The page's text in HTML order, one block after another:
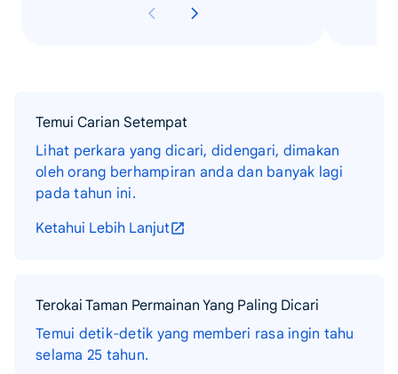
Temui Carian Setempat
Lihat perkara yang dicari, didengari, dimakan
oleh orang berhampiran anda dan banyak lagi
pada tahun ini.
Ketahui Lebih Lanjut
Terokai Taman Permainan Yang Paling Dicari
Temui detik-detik yang memberi rasa ingin tahu
selama 25 tahun.